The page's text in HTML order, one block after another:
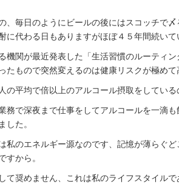
、毎日のようにビールの後にはスコッチで
に代わる日もありますがほぼ４５年間続いて
機関が最近発表した「生活習慣のルーティ
たもので突然変えるのは健康リスクが極めて
の平均で倍以上のアルコール摂取をしている
務で深夜まで仕事をしてアルコールを一滴
した。
私のエネルギー源なのです、記憶が薄らぐ
すから。
て奨めません、これは私のライフスタイル